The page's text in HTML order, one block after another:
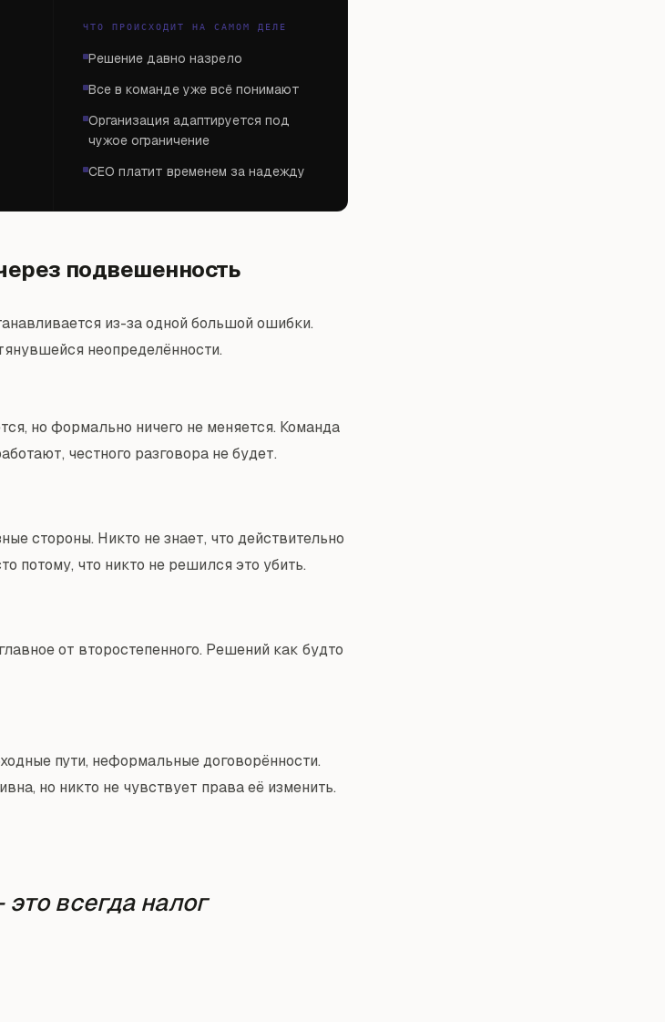
ЧТО ПРОИСХОДИТ НА САМОМ ДЕЛЕ
Решение давно назрело
Все в команде уже всё понимают
Организация адаптируется под
чужое ограничение
CEO платит временем за надежду
подвешенность
из-за одной большой ошибки.
неопределённости.
но формально ничего не меняется. Команда
честного разговора не будет.
стороны. Никто не знает, что действительно
потому, что никто не решился это убить.
от второстепенного. Решений как будто
пути, неформальные договорённости.
но никто не чувствует права её изменить.
всегда налог